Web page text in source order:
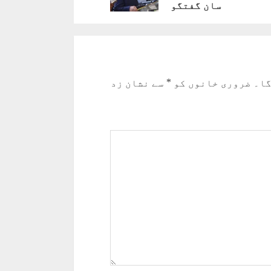
سان گفتگو
ضروری خانوں کو * سے نشان زد